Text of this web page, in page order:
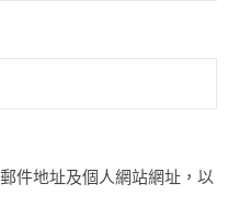
件地址及個人網站網址，以